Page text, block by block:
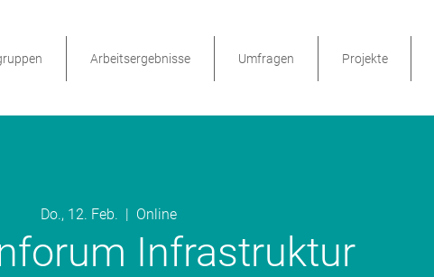
Arbeitsergebnisse Umfragen Projekte
Do., 12. Feb.
  |
Online
Infrastruktur